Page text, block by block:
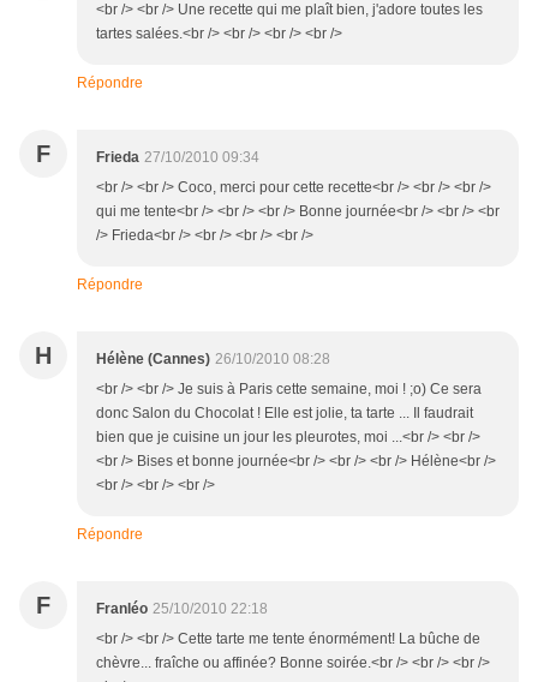
<br /> <br /> Une recette qui me plaît bien, j'adore toutes les
tartes salées.<br /> <br /> <br /> <br />
Répondre
F Frieda 27/10/2010 09:34
<br /> <br /> Coco, merci pour cette recette<br /> <br /> <br />
qui me tente<br /> <br /> <br /> Bonne journée<br /> <br /> <br
/> Frieda<br /> <br /> <br /> <br />
Répondre
H Hélène (Cannes) 26/10/2010 08:28
<br /> <br /> Je suis à Paris cette semaine, moi ! ;o) Ce sera
donc Salon du Chocolat ! Elle est jolie, ta tarte ... Il faudrait
bien que je cuisine un jour les pleurotes, moi ...<br /> <br />
<br /> Bises et bonne journée<br /> <br /> <br /> Hélène<br />
<br /> <br /> <br />
Répondre
F Franléo 25/10/2010 22:18
<br /> <br /> Cette tarte me tente énormément! La bûche de
chèvre... fraîche ou affinée? Bonne soirée.<br /> <br /> <br />